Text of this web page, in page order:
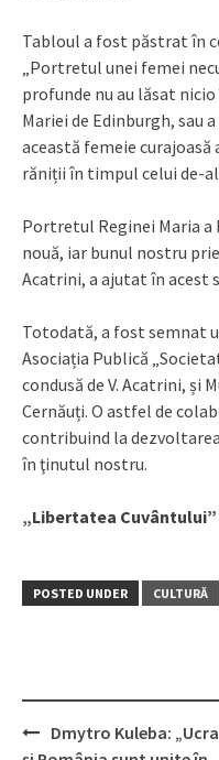
Tabloul a fost păstrat în
„Portretul unei femei
profunde nu au lăsat
Mariei de Edinburgh, sau
această femeie
răniții în timpul celui de-
Portretul Reginei Maria
nouă, iar bunul nostru
Acatrini, a ajutat în acest
Totodată, a fost semnat
Asociația Publică
condusă de V. Acatrini, și
Cernăuți. O astfel de
contribuind la
în ţinutul nostru.
„Libertatea Cuvântului”
POSTED UNDER CULTURĂ
Dmytro Kuleba: